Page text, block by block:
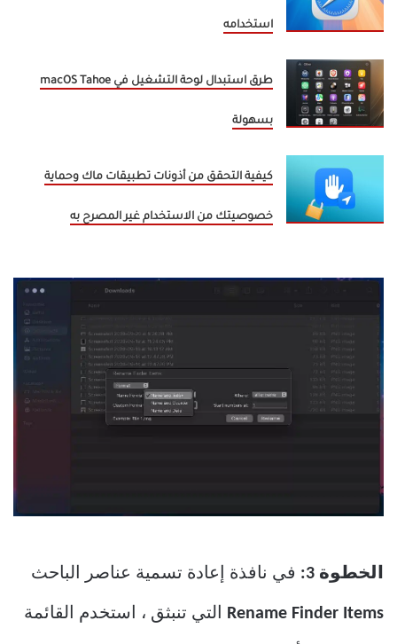
استخدامه
طرق استبدال لوحة التشغيل في macOS Tahoe
بسهولة
كيفية التحقق من أذونات تطبيقات ماك وحماية
خصوصيتك من الاستخدام غير المصرح به
الخطوة 3: في نافذة إعادة تسمية عناصر الباحث
Rename Finder Items التي تنبثق ، استخدم القائمة